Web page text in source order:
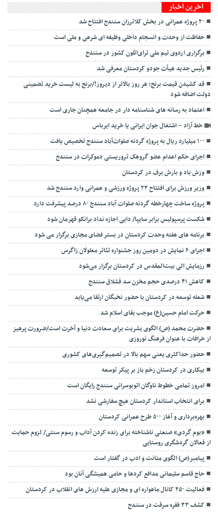
اخرین اخبار
۲۰ پروژه عمرانی در بخش کلاترزان سنندج افتتاح شد
حفاظت از وحدت و انسجام داخلی وظیفه ای شرعی و ملی است
برگزاری اردوی تیم ملی ترای‌اتلون کشور در سنندج
رئیس جدید هیأت جودو کردستان معرفی شد
قد کشیدن قیمت برنج؛ هر روز بالاتر از دیروز!/برنج به لیست خرید تضمینی
دولت اضافه شود
اعتماد به رسانه های شناسنامه دار در جامعه همچنان جاری است
خط آزاد – اشتغال جوان ایرانی یا خرید ایرباس
۱۰۰ میلیارد ریال به پروژه گردنه صلوات‌آباد سنندج تخصیص یافت
‌اجرای حکم اعدام عضو گروهک تروریستی دموکرات در سنندج
وزش باد و بارش برف در کردستان
وزیر ورزش برای افتتاح ۲۳ پروژه ورزشی و عمرانی وارد سنندج شد
پروژه ساخت چهارخطه گردنه صلوات آباد سنندج ۸۰ درصد پیشرفت دارد
شکست پرسپولیس برابر سایپا/ دایی اجازه نداد برانکو قهرمان شود
برنامه های هفته وحدت کردستان در بستر فضای مجازی برگزار می شود
اجرای ۶ نمایش در دومین روز جشنواره تئاتر معلولان زاگرس
رزمایش الی بیت‌المقدس در کردستان برگزار می‌شود
کاهش ۴۱ درصدی حجم مخزن سد قشلاق سنندج
شعله توسعه در کردستان با حضور نخبگان ارتقا می‌یابد
حرکت امام حسین(ع) موجب بقای اسلام شد
حضرت محمد (ص) الگوی بشریت برای سعادت دنیا و آخرت است/ضرورت پرهیز
از خرافات با عنوان فرهنگ نوروزی
حضور حداکثری یعنی سهم بالا در تصمیم‌گیری‌های کشوری
بیکاری در کردستان زخم باز بر پیکر توسعه
امروز تمامی خطوط ناوگان اتوبوسرانی سنندج رایگان است
برای انتخاب استاندار کردستان هیچ سفارشی نشد
بهره‌برداری و آغاز ۵۰۰ طرح عمرانی کردستان
«بوم گردی» صنعتی ناشناخته برای زنده کردن آداب و رسوم سنتی/ لزوم حمایت
از فعالان گردشگری روستایی
پیامبر(ص) الگوی متانت و ادب در گفتار است
حاج قاسم سلیمانی مدافع کردها و حامی همیشگی آنان بود
فعالیت ۲۵۰ کانال ماهواره ای و مجازی علیه ارزش های انقلاب در کردستان
کشف ۳۳ فقره سرقت در سنندج